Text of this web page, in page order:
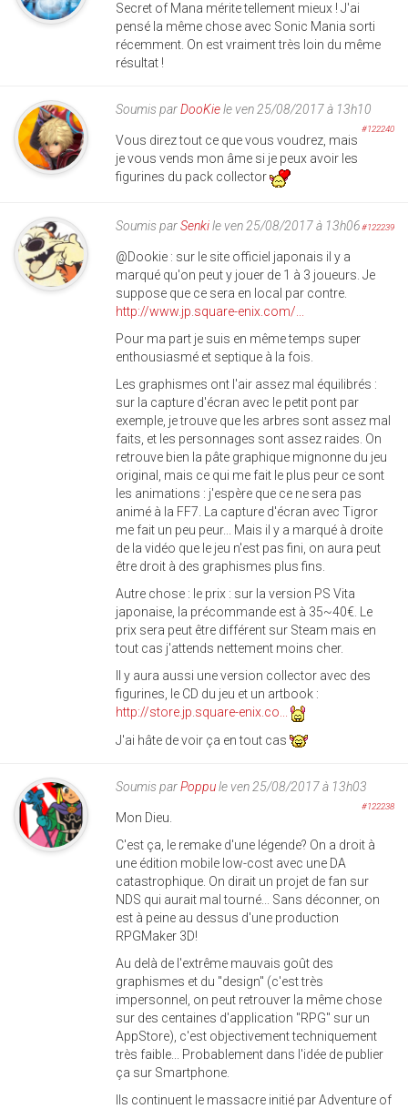
Secret of Mana mérite tellement mieux ! J'ai
pensé la même chose avec Sonic Mania sorti
récemment. On est vraiment très loin du même
résultat !
Soumis parDooKiele ven 25/08/2017 à 13h10
#122240
Vous direz tout ce que vous voudrez, mais
je vous vends mon âme si je peux avoir les
figurines du pack collector
Soumis parSenkile ven 25/08/2017 à 13h06#122239
@Dookie : sur le site officiel japonais il y a
marqué qu'on peut y jouer de 1 à 3 joueurs. Je
suppose que ce sera en local par contre.
http://www.jp.square-enix.com/...
Pour ma part je suis en même temps super
enthousiasmé et septique à la fois.
Les graphismes ont l'air assez mal équilibrés :
sur la capture d'écran avec le petit pont par
exemple, je trouve que les arbres sont assez mal
faits, et les personnages sont assez raides. On
retrouve bien la pâte graphique mignonne du jeu
original, mais ce qui me fait le plus peur ce sont
les animations : j'espère que ce ne sera pas
animé à la FF7. La capture d'écran avec Tigror
me fait un peu peur... Mais il y a marqué à droite
de la vidéo que le jeu n'est pas fini, on aura peut
être droit à des graphismes plus fins.
Autre chose : le prix : sur la version PS Vita
japonaise, la précommande est à 35~40€. Le
prix sera peut être différent sur Steam mais en
tout cas j'attends nettement moins cher.
Il y aura aussi une version collector avec des
figurines, le CD du jeu et un artbook :
http://store.jp.square-enix.co...
J'ai hâte de voir ça en tout cas
Soumis parPoppule ven 25/08/2017 à 13h03
#122238
Mon Dieu.
C'est ça, le remake d'une légende? On a droit à
une édition mobile low-cost avec une DA
catastrophique. On dirait un projet de fan sur
NDS qui aurait mal tourné... Sans déconner, on
est à peine au dessus d'une production
RPGMaker 3D!
Au delà de l'extrême mauvais goût des
graphismes et du "design" (c'est très
impersonnel, on peut retrouver la même chose
sur des centaines d'application "RPG" sur un
AppStore), c'est objectivement techniquement
très faible... Probablement dans l'idée de publier
ça sur Smartphone.
Ils continuent le massacre initié par Adventure of